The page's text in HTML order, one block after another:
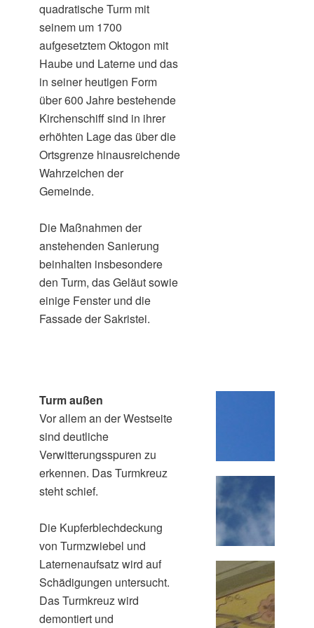
quadratische Turm mit
seinem um 1700
aufgesetztem Oktogon mit
Haube und Laterne und das
in seiner heutigen Form
über 600 Jahre bestehende
Kirchenschiff sind in ihrer
erhöhten Lage das über die
Ortsgrenze hinausreichende
Wahrzeichen der
Gemeinde.
Die Maßnahmen der
anstehenden Sanierung
beinhalten insbesondere
den Turm, das Geläut sowie
einige Fenster und die
Fassade der Sakristei.
Turm außen
Vor allem an der Westseite
sind deutliche
Verwitterungsspuren zu
erkennen. Das Turmkreuz
steht schief.
Die Kupferblechdeckung
von Turmzwiebel und
Laternenaufsatz wird auf
Schädigungen untersucht.
Das Turmkreuz wird
demontiert und